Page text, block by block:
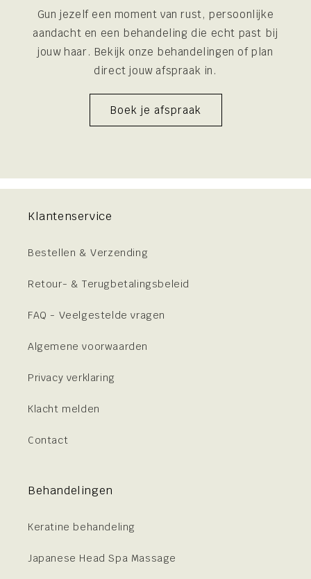
Gun jezelf een moment van rust, persoonlijke
aandacht en een behandeling die echt past bij
jouw haar. Bekijk onze behandelingen of plan
direct jouw afspraak in.
Boek je afspraak
Klantenservice
Bestellen & Verzending
Retour- & Terugbetalingsbeleid
FAQ - Veelgestelde vragen
Algemene voorwaarden
Privacy verklaring
Klacht melden
Contact
Behandelingen
Keratine behandeling
Japanese Head Spa Massage